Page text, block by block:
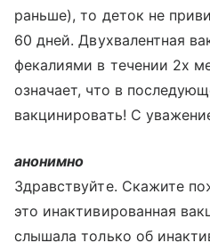
раньше), то деток не
60 дней. Двухвалентная
фекалиями в течении 2х
означает, что в
вакцинировать! С
анонимно
Здравствуйте. Скажите
это инактивированная
слышала только об